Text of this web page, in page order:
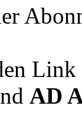
Link
AD